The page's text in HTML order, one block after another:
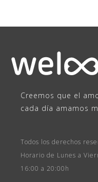
Creemos que el
cada día amamos
Todos los derechos
Horario de Lunes a
16:00 a 20:00h